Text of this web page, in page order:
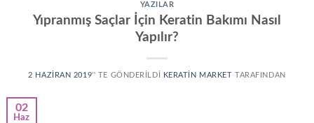
YAZILAR
Yıpranmış Saçlar İçin Keratin Bakımı Nasıl
Yapılır?
2 HAZIRAN 2019’' TE GÖNDERILDI KERATIN MARKET TARAFINDAN
02
Haz